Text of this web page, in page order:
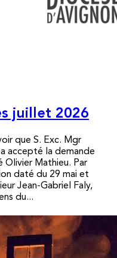
juillet 2026
que S. Exc. Mgr
a accepté la demande
Olivier Mathieu. Par
daté du 29 mai et
Jean-Gabriel Faly,
du...